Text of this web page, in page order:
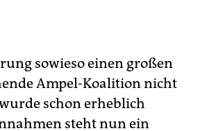
sowieso einen großen
Ampel-Koalition nicht
schon erheblich
steht nun ein